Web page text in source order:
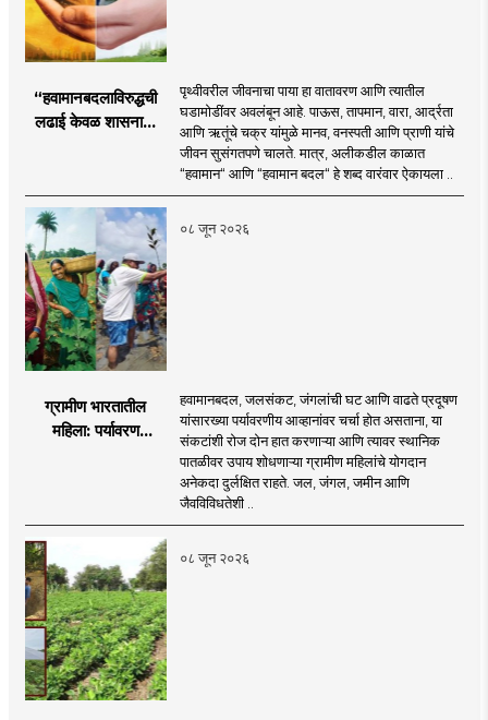
“हवामानबदलाविरुद्धची
लढाई केवळ शासनाची
विशेषतः प्रत्येक युवकाची
जबाबदारी आहे.
पृथ्वीवरील जीवनाचा पाया हा वातावरण आणि त्यातील
घडामोडींवर अवलंबून आहे. पाऊस, तापमान, वारा, आर्द्रता
आणि ऋतूंचे चक्र यांमुळे मानव, वनस्पती आणि प्राणी यांचे
जीवन सुसंगतपणे चालते. मात्र, अलीकडील काळात
“हवामान“ आणि “हवामान बदल“ हे शब्द वारंवार ऐकायला ..
०८ जून २०२६
ग्रामीण भारतातील
महिला: पर्यावरण
हवामानबदल, जलसंकट, जंगलांची घट आणि वाढते प्रदूषण
यांसारख्या पर्यावरणीय आव्हानांवर चर्चा होत असताना, या
संकटांशी रोज दोन हात करणाऱ्या आणि त्यावर स्थानिक
पातळीवर उपाय शोधणाऱ्या ग्रामीण महिलांचे योगदान
अनेकदा दुर्लक्षित राहते. जल, जंगल, जमीन आणि
जैवविविधतेशी ..
०८ जून २०२६